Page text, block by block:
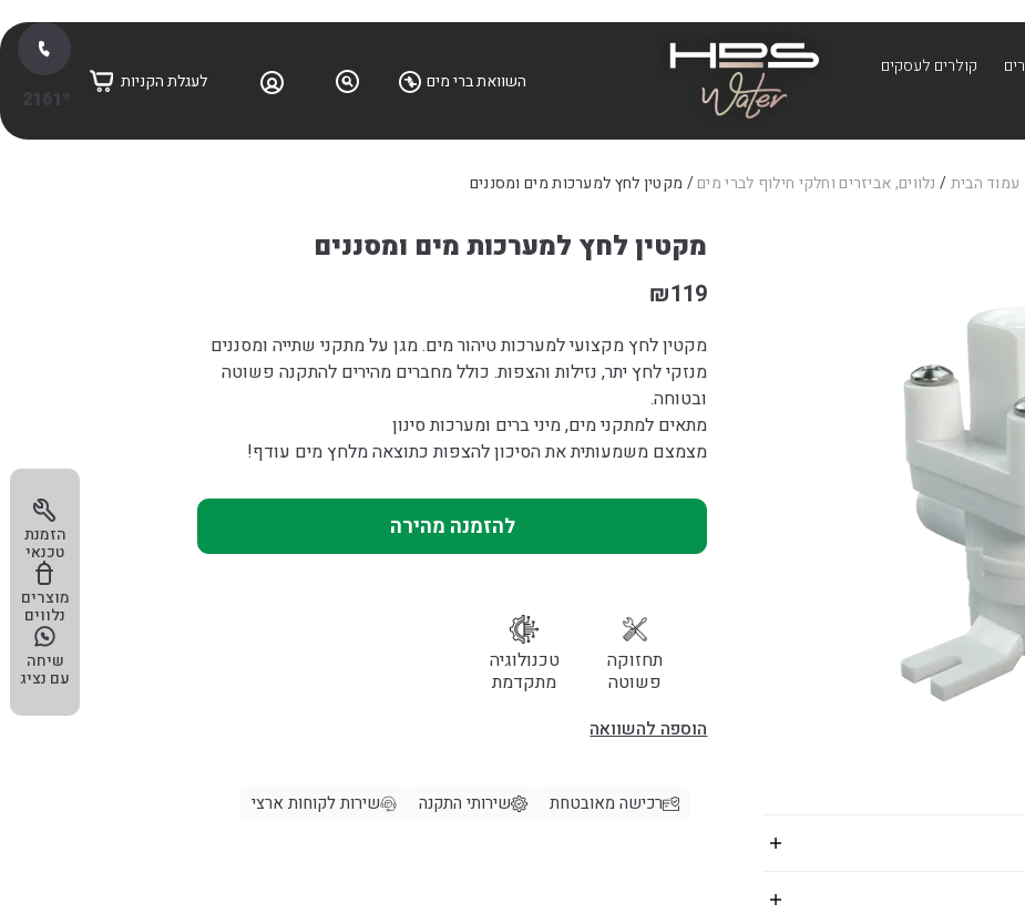
קולרים לעסקים
השוואת ברי מים לעגלת הקניות
*2161
הזמנת
טכנאי
מוצרים
נלווים
שיחה
עם נציג
עמוד הבית/ נלווים, אביזרים וחלקי חילוף לברי מים/ מקטין לחץ למערכות מים ומסננים
מקטין לחץ למערכות מים ומסננים
₪119
מקטין לחץ מקצועי למערכות טיהור מים. מגן על מתקני שתייה ומסננים
מנזקי לחץ יתר, נזילות והצפות. כולל מחברים מהירים להתקנה פשוטה
ובטוחה.
מתאים למתקני מים, מיני ברים ומערכות סינון
מצמצם משמעותית את הסיכון להצפות כתוצאה מלחץ מים עודף!
להזמנה מהירה
תחזוקה
פשוטה
טכנולוגיה
מתקדמת
הוספה להשוואה
רכישה מאובטחת שירותי התקנה שירות לקוחות ארצי